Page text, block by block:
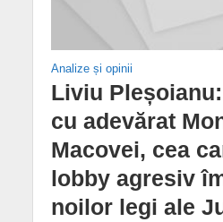
Analize și opinii
Liviu
cu adevărat
Macovei, cea
lobby agresiv
noilor legi ale